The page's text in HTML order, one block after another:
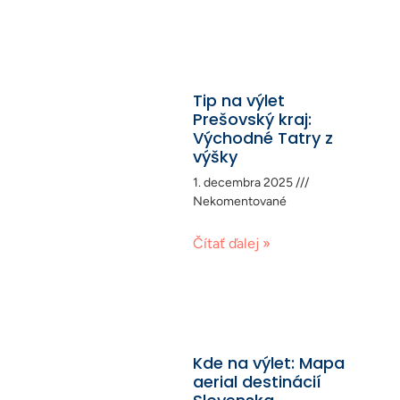
Tip na výlet
Prešovský kraj:
Východné Tatry z
výšky
1. decembra 2025
Nekomentované
Čítať ďalej »
Kde na výlet: Mapa
aerial destinácií